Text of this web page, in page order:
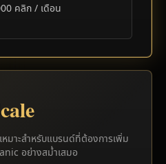
คลิก / เดือน
มาะสำหรับแบรนด์ที่ต้องการเพิ่ม
อย่างสม่ำเสมอ